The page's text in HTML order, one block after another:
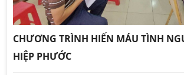
CHƯƠNG TRÌNH HIẾN MÁU TÌNH
HIỆP PHƯỚC